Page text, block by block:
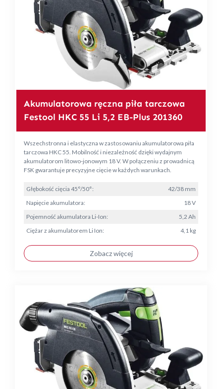
Akumulatorowa ręczna piła tarczowa
Festool HKC 55 Li 5,2 EB-Plus 201360
Wszechstronna i elastyczna w zastosowaniu akumulatorowa piła
tarczowa HKC 55. Mobilność i niezależność dzięki wydajnym
akumulatorom litowo-jonowym 18 V. W połączeniu z prowadnicą
FSK gwarantuje precyzyjne cięcie w każdych warunkach.
Głębokość cięcia 45°/50°:
42/38 mm
Napięcie akumulatora:
18 V
Pojemność akumulatora Li-Ion:
5,2 Ah
Ciężar z akumulatorem Li Ion:
4,1 kg
Zobacz więcej